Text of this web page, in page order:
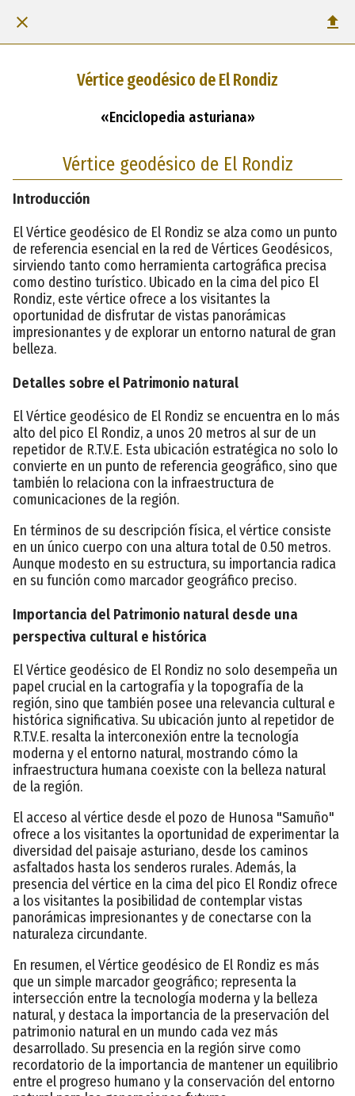
Vértice geodésico de El Rondiz
«Enciclopedia asturiana»
Vértice geodésico de El Rondiz
Introducción
El Vértice geodésico de El Rondiz se alza como un punto
de referencia esencial en la red de Vértices Geodésicos,
sirviendo tanto como herramienta cartográfica precisa
como destino turístico. Ubicado en la cima del pico El
Rondiz, este vértice ofrece a los visitantes la
oportunidad de disfrutar de vistas panorámicas
impresionantes y de explorar un entorno natural de gran
belleza.
Detalles sobre el Patrimonio natural
El Vértice geodésico de El Rondiz se encuentra en lo más
alto del pico El Rondiz, a unos 20 metros al sur de un
repetidor de R.T.V.E. Esta ubicación estratégica no solo lo
convierte en un punto de referencia geográfico, sino que
también lo relaciona con la infraestructura de
comunicaciones de la región.
En términos de su descripción física, el vértice consiste
en un único cuerpo con una altura total de 0.50 metros.
Aunque modesto en su estructura, su importancia radica
en su función como marcador geográfico preciso.
Importancia del Patrimonio natural desde una
perspectiva cultural e histórica
El Vértice geodésico de El Rondiz no solo desempeña un
papel crucial en la cartografía y la topografía de la
región, sino que también posee una relevancia cultural e
histórica significativa. Su ubicación junto al repetidor de
R.T.V.E. resalta la interconexión entre la tecnología
moderna y el entorno natural, mostrando cómo la
infraestructura humana coexiste con la belleza natural
de la región.
El acceso al vértice desde el pozo de Hunosa "Samuño"
ofrece a los visitantes la oportunidad de experimentar la
diversidad del paisaje asturiano, desde los caminos
asfaltados hasta los senderos rurales. Además, la
presencia del vértice en la cima del pico El Rondiz ofrece
a los visitantes la posibilidad de contemplar vistas
panorámicas impresionantes y de conectarse con la
naturaleza circundante.
En resumen, el Vértice geodésico de El Rondiz es más
que un simple marcador geográfico; representa la
intersección entre la tecnología moderna y la belleza
natural, y destaca la importancia de la preservación del
patrimonio natural en un mundo cada vez más
desarrollado. Su presencia en la región sirve como
recordatorio de la importancia de mantener un equilibrio
entre el progreso humano y la conservación del entorno